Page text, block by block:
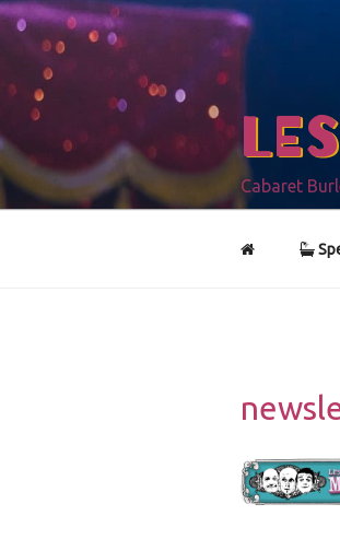
Aller
contenu
principal
Cabaret